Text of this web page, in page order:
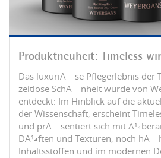
Produktneuheit: Timeless
Das luxuriÃ¶se Pflegerlebnis der
zeitlose SchÃ¶nheit wurde von
entdeckt: Im Hinblick auf die
der Wissenschaft, erscheint
und prÃ¤sentiert sich mit
DÃ¼ften und Texturen, noch
Inhaltsstoffen und im modernen